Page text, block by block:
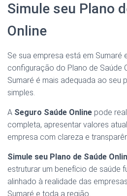
Simule seu Plano
Online
Se sua empresa está em Sumaré
configuração do Plano de Saúde
Sumaré é mais adequada ao seu
simples.
A Seguro Saúde Online pode
completa, apresentar valores
empresa com clareza e
Simule seu Plano de Saúde
estruturar um benefício de saúde
alinhado à realidade das
Sumaré e toda a região.